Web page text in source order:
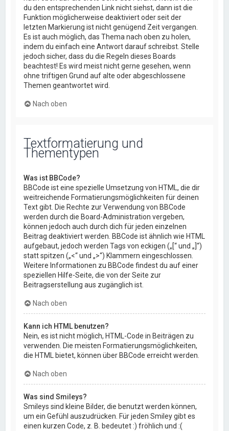
du den entsprechenden Link nicht siehst, dann ist die
Funktion möglicherweise deaktiviert oder seit der
letzten Markierung ist nicht genügend Zeit vergangen.
Es ist auch möglich, das Thema nach oben zu holen,
indem du einfach eine Antwort darauf schreibst. Stelle
jedoch sicher, dass du die Regeln dieses Boards
beachtest! Es wird meist nicht gerne gesehen, wenn
ohne triftigen Grund auf alte oder abgeschlossene
Themen geantwortet wird.
Nach oben
Textformatierung und
Thementypen
Was ist BBCode?
BBCode ist eine spezielle Umsetzung von HTML, die dir
weitreichende Formatierungsmöglichkeiten für deinen
Text gibt. Die Rechte zur Verwendung von BBCode
werden durch die Board-Administration vergeben,
können jedoch auch durch dich für jeden einzelnen
Beitrag deaktiviert werden. BBCode ist ähnlich wie HTML
aufgebaut, jedoch werden Tags von eckigen („[“ und „]“)
statt spitzen („<“ und „>“) Klammern eingeschlossen.
Weitere Informationen zu BBCode findest du auf einer
speziellen Hilfe-Seite, die von der Seite zur
Beitragserstellung aus zugänglich ist.
Nach oben
Kann ich HTML benutzen?
Nein, es ist nicht möglich, HTML-Code in Beiträgen zu
verwenden. Die meisten Formatierungsmöglichkeiten,
die HTML bietet, können über BBCode erreicht werden.
Nach oben
Was sind Smileys?
Smileys sind kleine Bilder, die benutzt werden können,
um ein Gefühl auszudrücken. Für jeden Smiley gibt es
einen kurzen Code, z. B. bedeutet :) fröhlich und :(